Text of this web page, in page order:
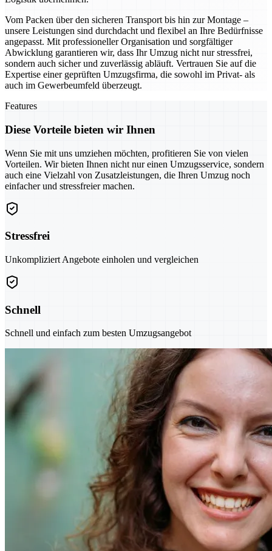
Vom Packen über den sicheren Transport bis hin zur Montage –
unsere Leistungen sind durchdacht und flexibel an Ihre Bedürfnisse
angepasst. Mit professioneller Organisation und sorgfältiger
Abwicklung garantieren wir, dass Ihr Umzug nicht nur stressfrei,
sondern auch sicher und zuverlässig abläuft. Vertrauen Sie auf die
Expertise einer geprüften Umzugsfirma, die sowohl im Privat- als
auch im Gewerbeumfeld überzeugt.
Features
Diese Vorteile bieten wir Ihnen
Wenn Sie mit uns umziehen möchten, profitieren Sie von vielen
Vorteilen. Wir bieten Ihnen nicht nur einen Umzugsservice, sondern
auch eine Vielzahl von Zusatzleistungen, die Ihren Umzug noch
einfacher und stressfreier machen.
Stressfrei
Unkompliziert Angebote einholen und vergleichen
Schnell
Schnell und einfach zum besten Umzugsangebot